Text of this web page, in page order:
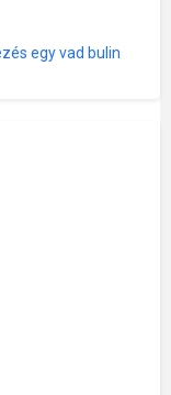
egy vad bulin